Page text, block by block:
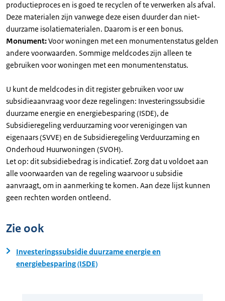
productieproces en is goed te recyclen of te verwerken als afval.
Deze materialen zijn vanwege deze eisen duurder dan niet-
duurzame isolatiematerialen. Daarom is er een bonus.
Monument:Voor woningen met een monumentenstatus gelden
andere voorwaarden. Sommige meldcodes zijn alleen te
gebruiken voor woningen met een monumentenstatus.
U kunt de meldcodes in dit register gebruiken voor uw
subsidieaanvraag voor deze regelingen: Investeringssubsidie
duurzame energie en energiebesparing (ISDE), de
Subsidieregeling verduurzaming voor verenigingen van
eigenaars (SVVE) en de Subsidieregeling Verduurzaming en
Onderhoud Huurwoningen (SVOH).
Let op: dit subsidiebedrag is indicatief. Zorg dat u voldoet aan
alle voorwaarden van de regeling waarvoor u subsidie
aanvraagt, om in aanmerking te komen. Aan deze lijst kunnen
geen rechten worden ontleend.
Zie ook
Investeringssubsidie duurzame energie en
energiebesparing (ISDE)